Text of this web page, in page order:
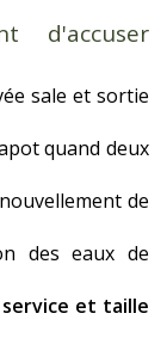
d'accuser
sale et sortie
quand deux
de
des eaux de
et taille